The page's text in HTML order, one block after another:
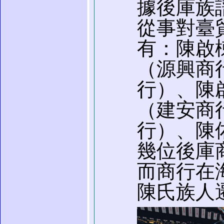
據後庫族
從事對臺
有：陳啟
（源興
行）、陳
（建安
行）、陳
幾位後庫
而商行在
陳氏族人